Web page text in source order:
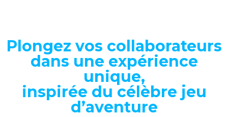
Plongez vos collaborateurs
dans une expérience
unique,
inspirée du célèbre jeu
d’aventure